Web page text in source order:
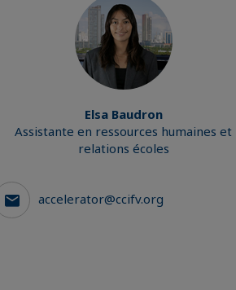
Elsa Baudron
Assistante en ressources humaines et
relations écoles
accelerator@ccifv.org